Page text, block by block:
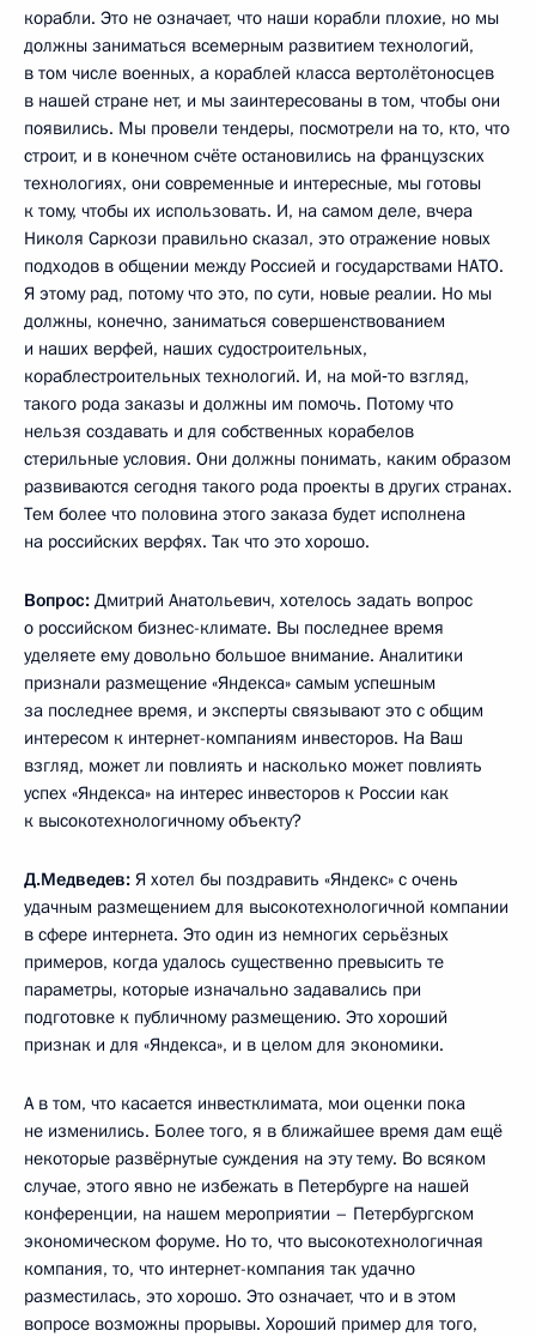
корабли. Это не означает, что наши корабли плохие, но мы
должны заниматься всемерным развитием технологий,
в том числе военных, а кораблей класса вертолётоносцев
в нашей стране нет, и мы заинтересованы в том, чтобы они
появились. Мы провели тендеры, посмотрели на то, кто, что
строит, и в конечном счёте остановились на французских
технологиях, они современные и интересные, мы готовы
к тому, чтобы их использовать. И, на самом деле, вчера
Николя Саркози правильно сказал, это отражение новых
подходов в общении между Россией и государствами НАТО.
Я этому рад, потому что это, по сути, новые реалии. Но мы
должны, конечно, заниматься совершенствованием
и наших верфей, наших судостроительных,
кораблестроительных технологий. И, на мой‑то взгляд,
такого рода заказы и должны им помочь. Потому что
нельзя создавать и для собственных корабелов
стерильные условия. Они должны понимать, каким образом
развиваются сегодня такого рода проекты в других странах.
Тем более что половина этого заказа будет исполнена
на российских верфях. Так что это хорошо.
Вопрос: Дмитрий Анатольевич, хотелось задать вопрос
о российском бизнес-климате. Вы последнее время
уделяете ему довольно большое внимание. Аналитики
признали размещение «Яндекса» самым успешным
за последнее время, и эксперты связывают это с общим
интересом к интернет-компаниям инвесторов. На Ваш
взгляд, может ли повлиять и насколько может повлиять
успех «Яндекса» на интерес инвесторов к России как
к высокотехнологичному объекту?
Д.Медведев: Я хотел бы поздравить «Яндекс» с очень
удачным размещением для высокотехнологичной компании
в сфере интернета. Это один из немногих серьёзных
примеров, когда удалось существенно превысить те
параметры, которые изначально задавались при
подготовке к публичному размещению. Это хороший
признак и для «Яндекса», и в целом для экономики.
А в том, что касается инвестклимата, мои оценки пока
не изменились. Более того, я в ближайшее время дам ещё
некоторые развёрнутые суждения на эту тему. Во всяком
случае, этого явно не избежать в Петербурге на нашей
конференции, на нашем мероприятии – Петербургском
экономическом форуме. Но то, что высокотехнологичная
компания, то, что интернет-компания так удачно
разместилась, это хорошо. Это означает, что и в этом
вопросе возможны прорывы. Хороший пример для того,